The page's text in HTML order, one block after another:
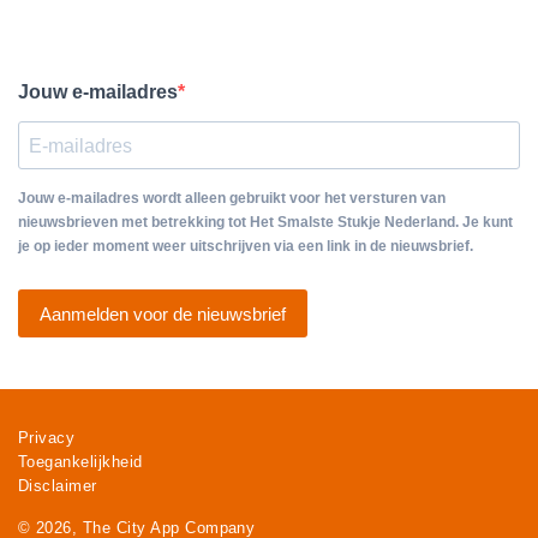
Jouw e-mailadres
Jouw e-mailadres wordt alleen gebruikt voor het versturen van
nieuwsbrieven met betrekking tot Het Smalste Stukje Nederland. Je kunt
je op ieder moment weer uitschrijven via een link in de nieuwsbrief.
Aanmelden voor de nieuwsbrief
Privacy
Toegankelijkheid
Disclaimer
© 2026, The City App Company